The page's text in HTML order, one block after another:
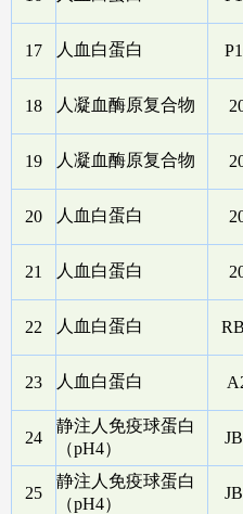
17 人血白蛋白
18 人凝血酶原复合物
19 人凝血酶原复合物
20 人血白蛋白
21 人血白蛋白
22 人血白蛋白
23 人血白蛋白
24
静注人免疫球蛋白
（pH4）
25
静注人免疫球蛋白
（pH4）